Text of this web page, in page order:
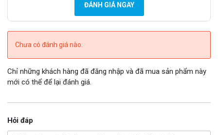
ĐÁNH GIÁ NGAY
Chưa có đánh giá nào.
Chỉ những khách hàng đã đăng nhập và đã mua sản phẩm này
mới có thể để lại đánh giá.
Hỏi đáp